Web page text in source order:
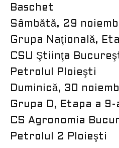
Baschet
Sâmbătă, 29
Grupa Naţională,
CSU Ştiinţa
Petrolul Ploieşti
Duminică, 30
Grupa D, Etapa a 9-
CS Agronomia
Petrolul 2 Ploieşti